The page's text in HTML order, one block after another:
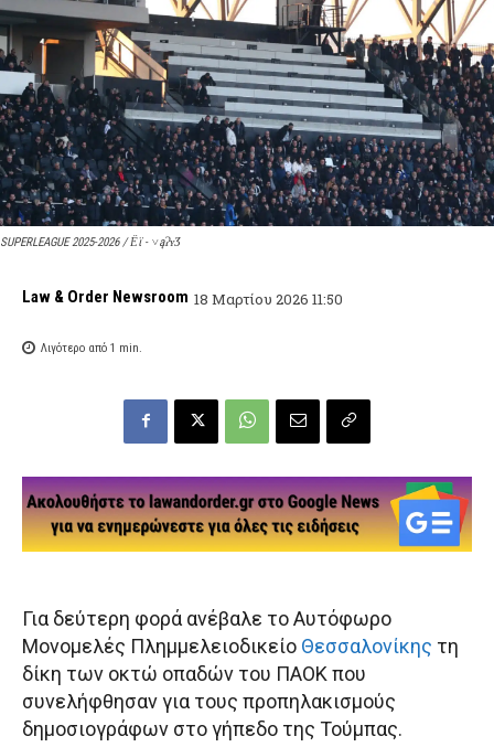
SUPERLEAGUE 2025-2026 / Ёϊ - ˅ąɁʏӠ
Law & Order Newsroom 18 Μαρτίου 2026 11:50
Λιγότερο από 1 min.
Για δεύτερη φορά ανέβαλε το Αυτόφωρο
Μονομελές Πλημμελειοδικείο Θεσσαλονίκης τη
δίκη των οκτώ οπαδών του ΠΑΟΚ που
συνελήφθησαν για τους προπηλακισμούς
δημοσιογράφων στο γήπεδο της Τούμπας.